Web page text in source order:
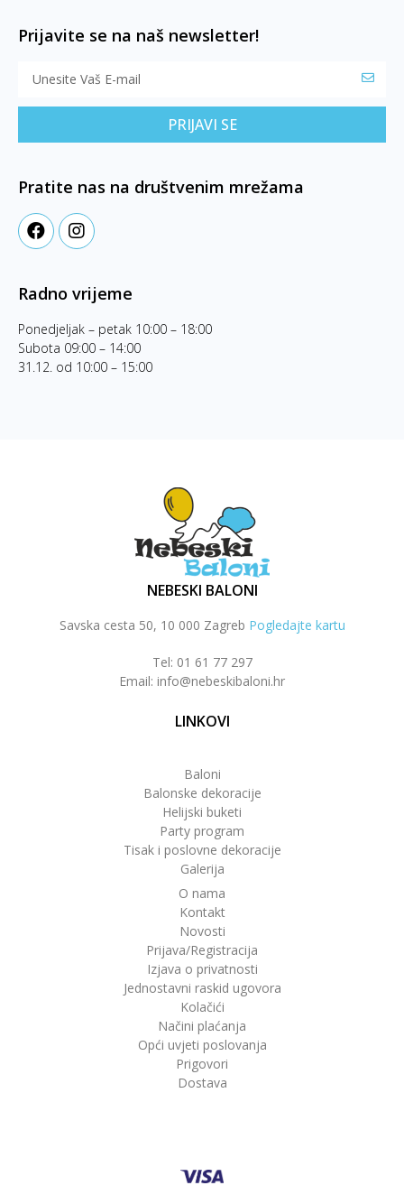
Prijavite se na naš newsletter!
PRIJAVI SE
Pratite nas na društvenim mrežama
Radno vrijeme
Ponedjeljak – petak 10:00 – 18:00
Subota 09:00 – 14:00
31.12. od 10:00 – 15:00
NEBESKI BALONI
Savska cesta 50, 10 000 Zagreb Pogledajte kartu
Tel: 01 61 77 297
Email: info@nebeskibaloni.hr
LINKOVI
Baloni
Balonske dekoracije
Helijski buketi
Party program
Tisak i poslovne dekoracije
Galerija
O nama
Kontakt
Novosti
Prijava/Registracija
Izjava o privatnosti
Jednostavni raskid ugovora
Kolačići
Načini plaćanja
Opći uvjeti poslovanja
Prigovori
Dostava